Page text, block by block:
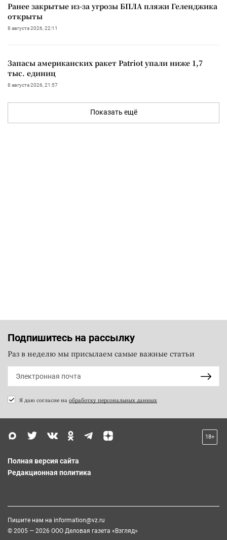
Ранее закрытые из-за угрозы БПЛА пляжи Геленджика
открыты
8 августа 2026, 22:11
Запасы американских ракет Patriot упали ниже 1,7
тыс. единиц
8 августа 2026, 21:57
Показать ещё
Подпишитесь на рассылку
Раз в неделю мы присылаем самые важные статьи
Я даю согласие на обработку персональных данных
18+
Полная версия сайта
Редакционная политика
Пишите нам на information@vz.ru
© 2005 — 2026 ООО Деловая газета «Взгляд»